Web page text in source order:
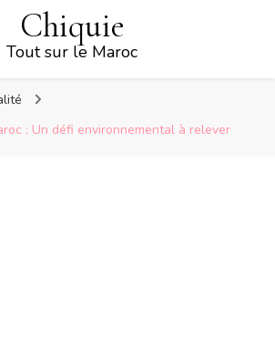
Chiquie
Tout sur le Maroc
: Un défi environnemental à relever